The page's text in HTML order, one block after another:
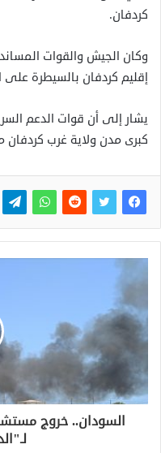
كردفان.
وكان الجيش والقوات
إقليم كردفان بالسيطرة
يشار إلى أن قوات الدعم
كبرى مدن ولاية غرب كردفان
السودان.. خروج